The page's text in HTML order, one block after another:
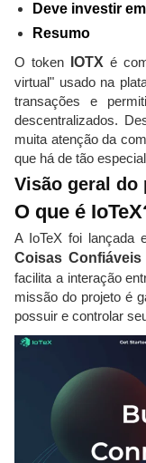
Deve investir
Resumo
O token
IOTX é
virtual" usado na
transações e
descentralizados.
muita atenção da
que há de tão
Visão geral do
O que é
A IoTeX foi lançada
Coisas Confiáveis
facilita a interação
missão do projeto é
possuir e controlar